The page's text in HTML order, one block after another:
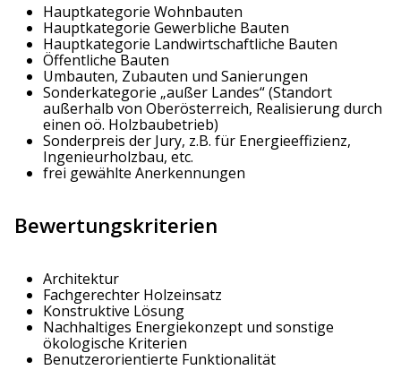
Hauptkategorie Wohnbauten
Hauptkategorie Gewerbliche Bauten
Hauptkategorie Landwirtschaftliche Bauten
Öffentliche Bauten
Umbauten, Zubauten und Sanierungen
Sonderkategorie „außer Landes“ (Standort
außerhalb von Oberösterreich, Realisierung durch
einen oö. Holzbaubetrieb)
Sonderpreis der Jury, z.B. für Energieeffizienz,
Ingenieurholzbau, etc.
frei gewählte Anerkennungen
Bewertungskriterien
Architektur
Fachgerechter Holzeinsatz
Konstruktive Lösung
Nachhaltiges Energiekonzept und sonstige
ökologische Kriterien
Benutzerorientierte Funktionalität